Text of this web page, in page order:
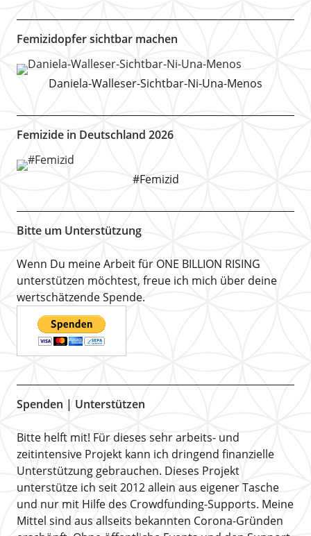
Femizidopfer sichtbar machen
Daniela-Walleser-Sichtbar-Ni-Una-Menos
Femizide in Deutschland 2026
#Femizid
Bitte um Unterstützung
Wenn Du meine Arbeit für ONE BILLION RISING
unterstützen möchtest, freue ich mich über deine
wertschätzende Spende.
Spenden | Unterstützen
Bitte helft mit! Für dieses sehr arbeits- und
zeitintensive Projekt kann ich dringend finanzielle
Unterstützung gebrauchen. Dieses Projekt
unterstütze ich seit 2012 allein aus eigener Tasche
und nur mit Hilfe des Crowdfunding-Supports. Meine
Mittel sind aus allseits bekannten Corona-Gründen